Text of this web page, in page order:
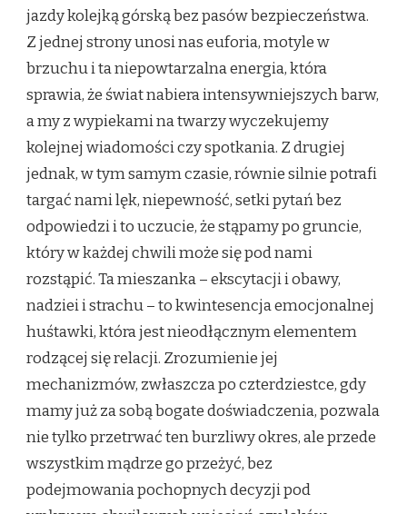
POCZĄTKU
ZNAJOMOŚCI
jazdy kolejką górską bez pasów bezpieczeństwa.
Z jednej strony unosi nas euforia, motyle w
brzuchu i ta niepowtarzalna energia, która
sprawia, że świat nabiera intensywniejszych barw,
a my z wypiekami na twarzy wyczekujemy
kolejnej wiadomości czy spotkania. Z drugiej
jednak, w tym samym czasie, równie silnie potrafi
targać nami lęk, niepewność, setki pytań bez
odpowiedzi i to uczucie, że stąpamy po gruncie,
który w każdej chwili może się pod nami
rozstąpić. Ta mieszanka – ekscytacji i obawy,
nadziei i strachu – to kwintesencja emocjonalnej
huśtawki, która jest nieodłącznym elementem
rodzącej się relacji. Zrozumienie jej
mechanizmów, zwłaszcza po czterdziestce, gdy
mamy już za sobą bogate doświadczenia, pozwala
nie tylko przetrwać ten burzliwy okres, ale przede
wszystkim mądrze go przeżyć, bez
podejmowania pochopnych decyzji pod